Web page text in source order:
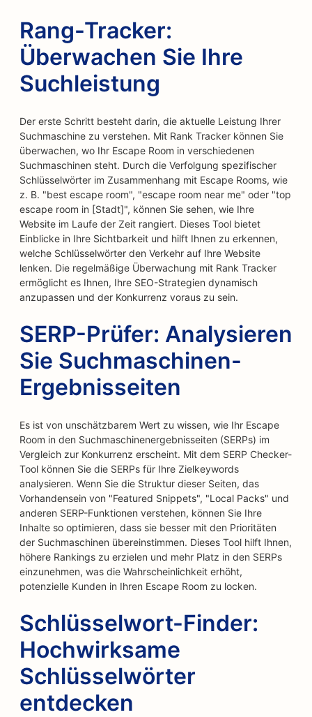
Rang-Tracker:
Überwachen Sie Ihre
Suchleistung
Der erste Schritt besteht darin, die aktuelle Leistung Ihrer
Suchmaschine zu verstehen. Mit Rank Tracker können Sie
überwachen, wo Ihr Escape Room in verschiedenen
Suchmaschinen steht. Durch die Verfolgung spezifischer
Schlüsselwörter im Zusammenhang mit Escape Rooms, wie
z. B. "best escape room", "escape room near me" oder "top
escape room in [Stadt]", können Sie sehen, wie Ihre
Website im Laufe der Zeit rangiert. Dieses Tool bietet
Einblicke in Ihre Sichtbarkeit und hilft Ihnen zu erkennen,
welche Schlüsselwörter den Verkehr auf Ihre Website
lenken. Die regelmäßige Überwachung mit Rank Tracker
ermöglicht es Ihnen, Ihre SEO-Strategien dynamisch
anzupassen und der Konkurrenz voraus zu sein.
SERP-Prüfer: Analysieren
Sie Suchmaschinen-
Ergebnisseiten
Es ist von unschätzbarem Wert zu wissen, wie Ihr Escape
Room in den Suchmaschinenergebnisseiten (SERPs) im
Vergleich zur Konkurrenz erscheint. Mit dem SERP Checker-
Tool können Sie die SERPs für Ihre Zielkeywords
analysieren. Wenn Sie die Struktur dieser Seiten, das
Vorhandensein von "Featured Snippets", "Local Packs" und
anderen SERP-Funktionen verstehen, können Sie Ihre
Inhalte so optimieren, dass sie besser mit den Prioritäten
der Suchmaschinen übereinstimmen. Dieses Tool hilft Ihnen,
höhere Rankings zu erzielen und mehr Platz in den SERPs
einzunehmen, was die Wahrscheinlichkeit erhöht,
potenzielle Kunden in Ihren Escape Room zu locken.
Schlüsselwort-Finder:
Hochwirksame
Schlüsselwörter
entdecken